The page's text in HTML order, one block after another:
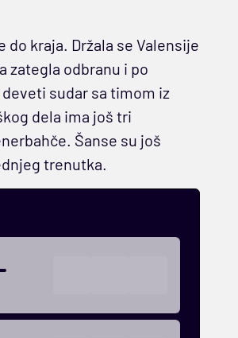
kraja. Držala se Valensije
zategla odbranu i po
sudar sa timom iz
dela ima još tri
Šanse su još
trenutka.